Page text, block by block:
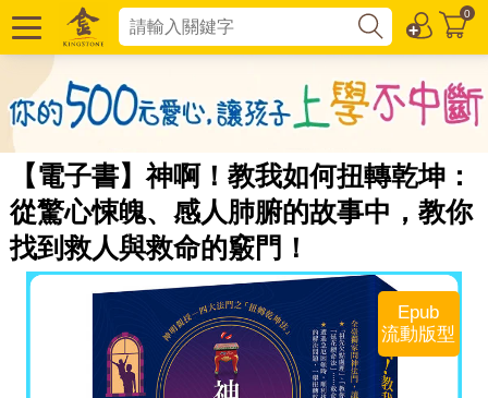
0
【電子書】神啊！教我如何扭轉乾坤：
從驚心悚魄、感人肺腑的故事中，教你
找到救人與救命的竅門！
Epub
流動版型